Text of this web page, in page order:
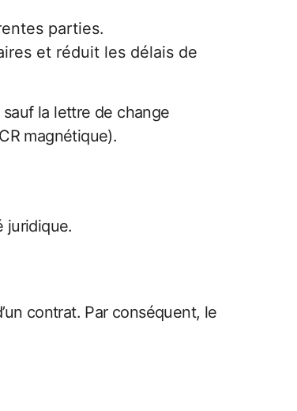
parties.
et réduit les délais de
la lettre de change
magnétique).
juridique.
contrat. Par conséquent, le